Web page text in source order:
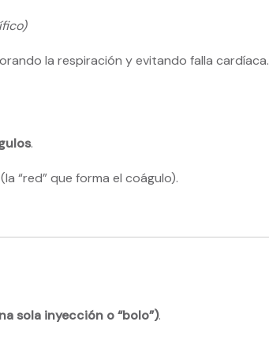
la respiración y evitando falla cardíaca.
.
“red” que forma el coágulo).
sola inyección o “bolo”).